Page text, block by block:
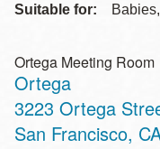
Suitable for:
Ortega Meeting Room
Ortega
Address
3223 Ortega
San Francisco,